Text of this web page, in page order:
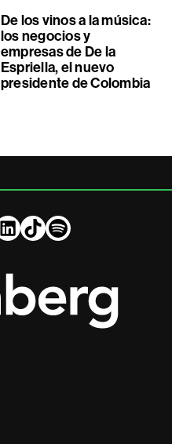
De los vinos a la música:
los negocios y
empresas de De la
Espriella, el nuevo
presidente de Colombia